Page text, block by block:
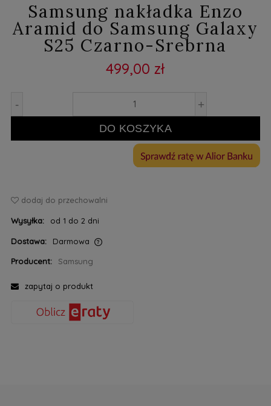
Samsung nakładka Enzo
Aramid do Samsung Galaxy
S25 Czarno-Srebrna
499,00 zł
- +
DO KOSZYKA
dodaj do przechowalni
Wysyłka: od 1 do 2 dni
Dostawa:
Darmowa
Producent:
Samsung
zapytaj o produkt